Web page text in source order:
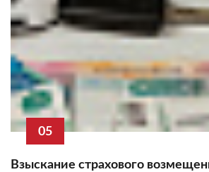
05
Взыскание страхового